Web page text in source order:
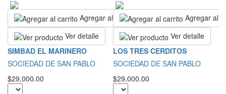
Agregar al carrito
Ver detalle
SIMBAD EL MARINERO
SOCIEDAD DE SAN PABLO
$29,000.00
Agregar al
Ver detalle
LOS TRES CERDITOS
SOCIEDAD DE SAN PABLO
$29,000.00